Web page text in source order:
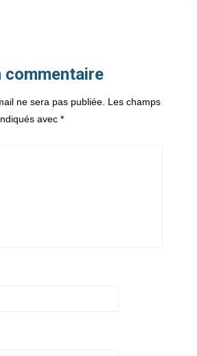
commentaire
ne sera pas publiée. Les champs
avec *